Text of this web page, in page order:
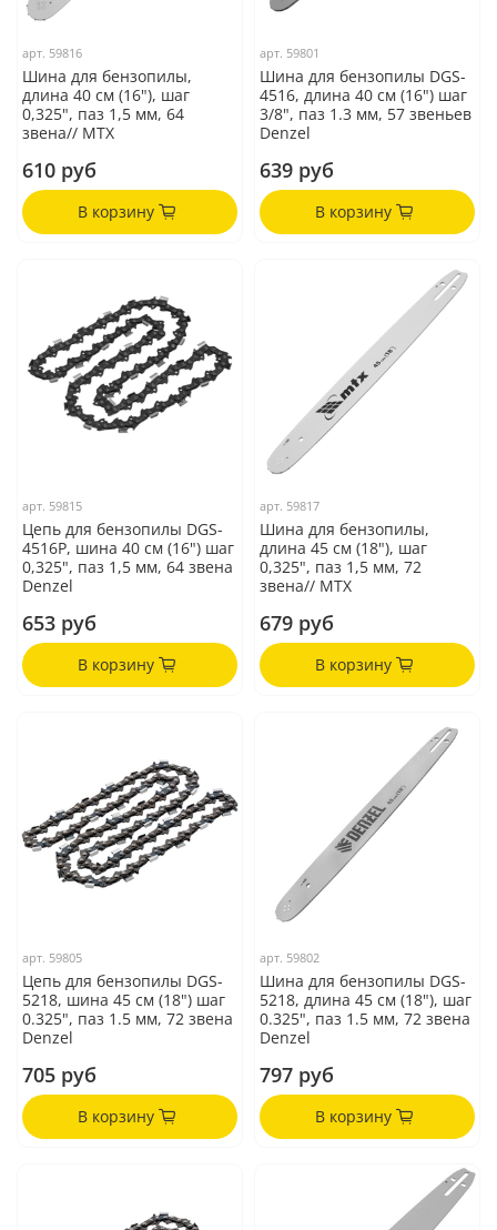
арт. 59816
Шина для бензопилы,
длина 40 см (16"), шаг
0,325", паз 1,5 мм, 64
звена// MTX
610 руб
В корзину
арт. 59801
Шина для бензопилы DGS-
4516, длина 40 см (16") шаг
3/8", паз 1.3 мм, 57 звеньев
Denzel
639 руб
В корзину
арт. 59815
Цепь для бензопилы DGS-
4516P, шина 40 см (16") шаг
0,325", паз 1,5 мм, 64 звена
Denzel
653 руб
В корзину
арт. 59817
Шина для бензопилы,
длина 45 см (18"), шаг
0,325", паз 1,5 мм, 72
звена// MTX
679 руб
В корзину
арт. 59805
Цепь для бензопилы DGS-
5218, шина 45 см (18") шаг
0.325", паз 1.5 мм, 72 звена
Denzel
705 руб
В корзину
арт. 59802
Шина для бензопилы DGS-
5218, длина 45 см (18"), шаг
0.325", паз 1.5 мм, 72 звена
Denzel
797 руб
В корзину